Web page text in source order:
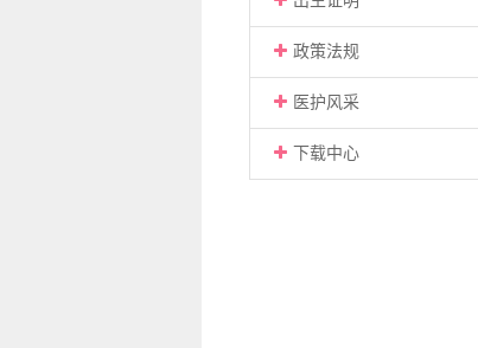
政策法规
医护风采
下载中心